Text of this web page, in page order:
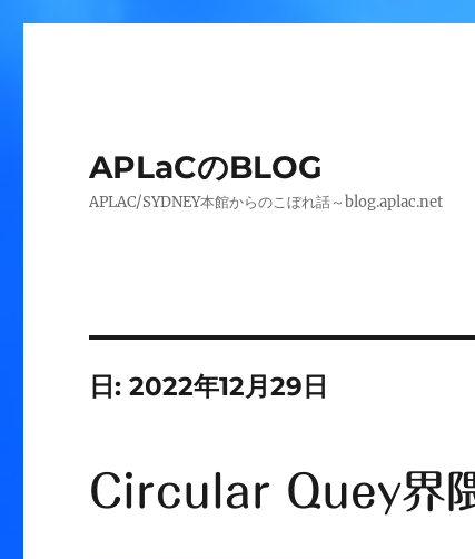
APLaCのBLOG
APLAC/SYDNEY本館からのこぼれ話～blog.aplac.net
日:2022年12月29日
Circular Quey界